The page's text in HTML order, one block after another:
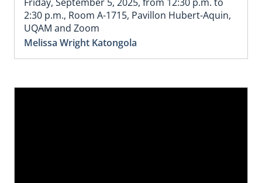
2:30 p.m., Room A-1715, Pavillon Hubert-Aquin,
UQAM and Zoom
Melissa Wright Katongola